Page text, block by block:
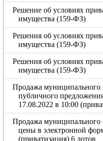
Решение об условиях
имущества (159-ФЗ)
Решения об условиях
имущества (159-ФЗ)
Решения об условиях
имущества (159-ФЗ)
Продажа муниципального
публичного
17.08.2022 в 10:00
Продажа муниципального
цены в электронной
(приватизация) 6 лотов